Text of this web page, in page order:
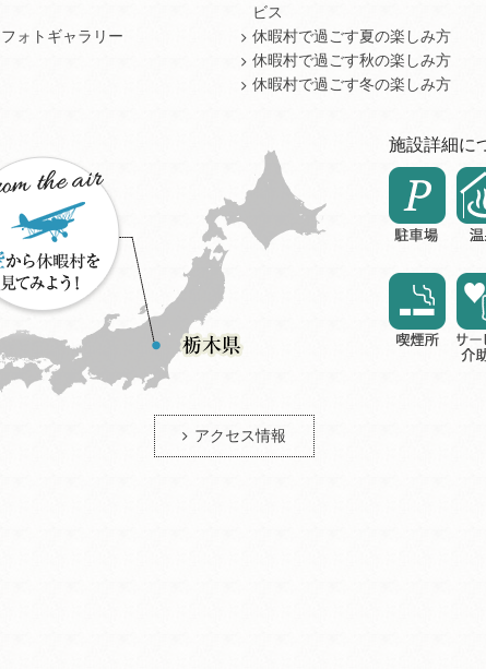
フォトギャラリー
ビス
休暇村で過ごす夏の楽しみ方
休暇村で過ごす秋の楽しみ方
休暇村で過ごす冬の楽しみ方
アクセス情報
施設詳細に